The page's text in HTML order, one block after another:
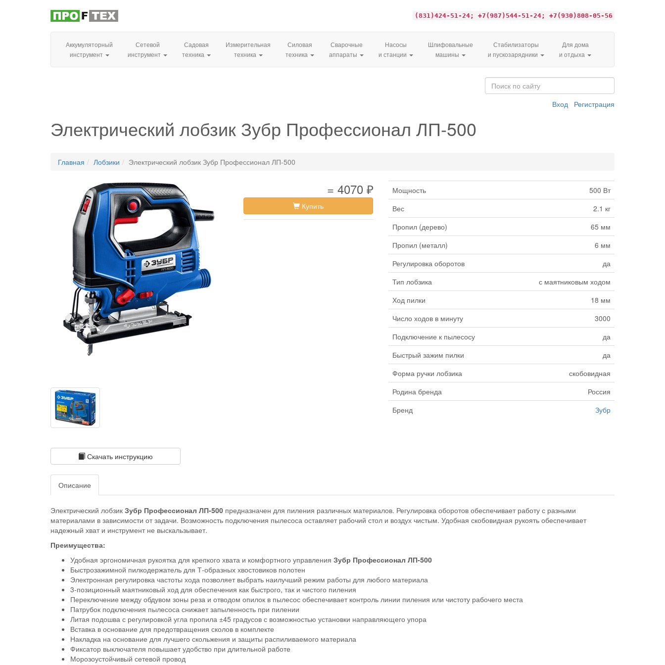
(831)424-51-24; +7(987)544-51-24; +7(930)808-05-56
Аккумуляторный
инструмент
Сетевой
инструмент
Садовая
техника
Измерительная
техника
Силовая
техника
Сварочные
аппараты
Насосы
и станции
Шлифовальные
машины
Стабилизаторы
и пускозарядники
Для дома
и отдыха
Вход Регистрация
Электрический лобзик Зубр Профессионал ЛП-500
Главная Лобзики Электрический лобзик Зубр Профессионал ЛП-500
= 4070 ₽
Купить
Мощность
500 Вт
Вес
2.1 кг
Пропил (дерево)
65 мм
Пропил (металл)
6 мм
Регулировка оборотов
да
Тип лобзика
с маятниковым ходом
Ход пилки
18 мм
Число ходов в минуту
3000
Подключение к пылесосу
да
Быстрый зажим пилки
да
Форма ручки лобзика
скобовидная
Родина бренда
Россия
Бренд
Зубр
Скачать инструкцию
Описание
Электрический лобзик Зубр Профессионал ЛП-500 предназначен для пиления различных материалов. Регулировка оборотов обеспечивает работу с разными
материалами в зависимости от задачи. Возможность подключения пылесоса оставляет рабочий стол и воздух чистым. Удобная скобовидная рукоять обеспечивает
надежный хват и инструмент не выскальзывает.
Преимущества:
Удобная эргономичная рукоятка для крепкого хвата и комфортного управления Зубр Профессионал ЛП-500
Быстрозажимной пилкодержатель для Т-образных хвостовиков полотен
Электронная регулировка частоты хода позволяет выбрать наилучший режим работы для любого материала
3-позиционный маятниковый ход для обеспечения как быстрого, так и чистого пиления
Переключение между обдувом зоны реза и отводом опилок в пылесос обеспечивает контроль линии пиления или чистоту рабочего места
Патрубок подключения пылесоса снижает запыленность при пилении
Литая подошва с регулировкой угла пропила ±45 градусов с возможностью установки направляющего упора
Вставка в основание для предотвращения сколов в комплекте
Накладка на основание для лучшего скольжения и защиты распиливаемого материала
Фиксатор выключателя повышает удобство при длительной работе
Морозоустойчивый сетевой провод